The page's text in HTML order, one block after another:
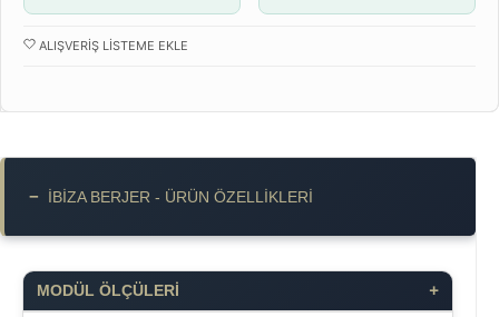
ALIŞVERIŞ LISTEME EKLE
− İBIZA BERJER - ÜRÜN ÖZELLIKLERI
MODÜL ÖLÇÜLERİ +